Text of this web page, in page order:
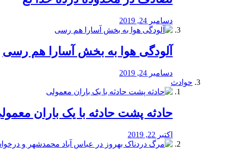
دسامبر 24, 2019
آلودگی هوا به بخش آسارا هم رسی
دسامبر 24, 2019
حوادث
️حادثه پشت حادثه با یک باران
اکتبر 22, 2019